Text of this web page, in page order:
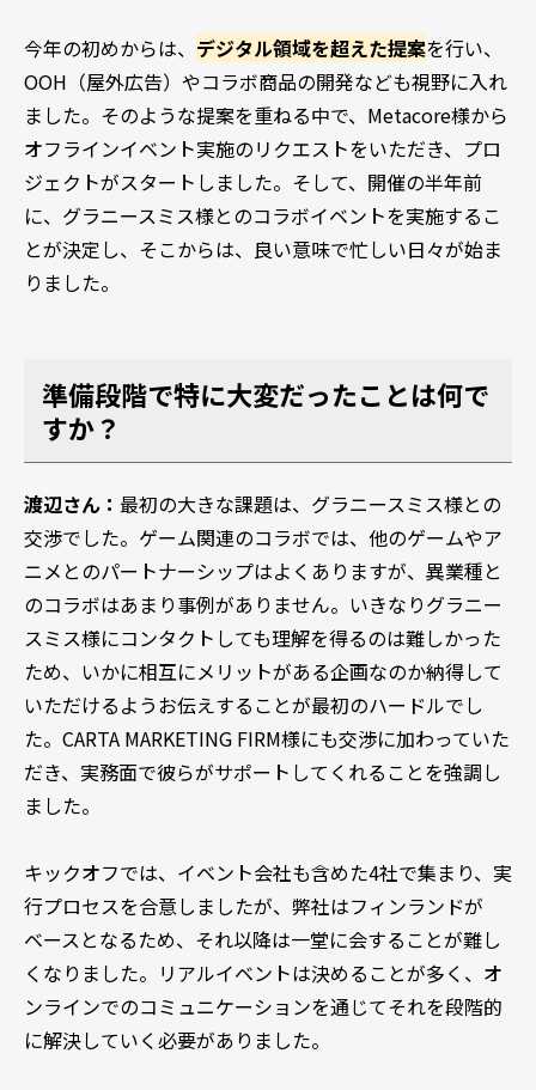
今年の初めからは、 デジタル領域を超えた提案を行い、
OOH（屋外広告）やコラボ商品の開発なども視野に入れ
ました。そのような提案を重ねる中で、Metacore様から
オフラインイベント実施のリクエストをいただき、プロ
ジェクトがスタートしました。そして、開催の半年前
に、グラニースミス様とのコラボイベントを実施するこ
とが決定し、そこからは、良い意味で忙しい日々が始ま
りました。
準備段階で特に大変だったことは何で
すか？
渡辺さん： 最初の大きな課題は、グラニースミス様との
交渉でした。ゲーム関連のコラボでは、他のゲームやア
ニメとのパートナーシップはよくありますが、異業種と
のコラボはあまり事例がありません。いきなりグラニー
スミス様にコンタクトしても理解を得るのは難しかった
ため、いかに相互にメリットがある企画なのか納得して
いただけるようお伝えすることが最初のハードルでし
た。CARTA MARKETING FIRM様にも交渉に加わっていた
だき、実務面で彼らがサポートしてくれることを強調し
ました。
キックオフでは、イベント会社も含めた4社で集まり、実
行プロセスを合意しましたが、弊社はフィンランドが
ベースとなるため、それ以降は一堂に会することが難し
くなりました。リアルイベントは決めることが多く、オ
ンラインでのコミュニケーションを通じてそれを段階的
に解決していく必要がありました。